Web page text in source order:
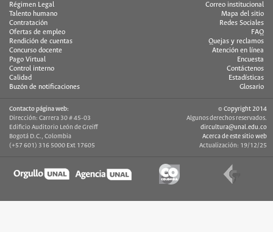
Régimen Legal
Talento humano
Contratación
Ofertas de empleo
Rendición de cuentas
Concurso docente
Pago Virtual
Control interno
Calidad
Buzón de notificaciones
Correo institucional
Mapa del sitio
Redes Sociales
FAQ
Quejas y reclamos
Atención en línea
Encuesta
Contáctenos
Estadísticas
Glosario
Contacto página web:
Dirección: Carrera 30 # 45-03
Edificio Auditorio León de Greiff
Bogotá D.C., Colombia
(+57 601) 316 5000 Ext 17605
© Copyright 2014
Algunos derechos reservados.
dircultura@unal.edu.co
Acerca de este sitio web
Actualización: 19/12/25